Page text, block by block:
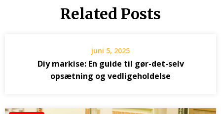
Related Posts
juni 5, 2025
Diy markise: En guide til gør-det-selv
opsætning og vedligeholdelse